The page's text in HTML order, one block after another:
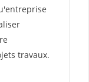
travaux.